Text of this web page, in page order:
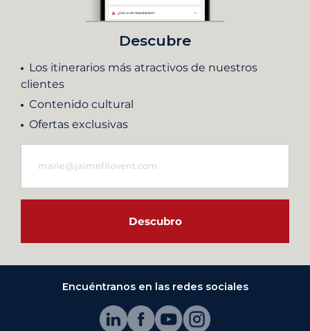
Descubre
Los itinerarios más atractivos de nuestros
clientes
Contenido cultural
Ofertas exclusivas
Descubro
Encuéntranos en las redes sociales